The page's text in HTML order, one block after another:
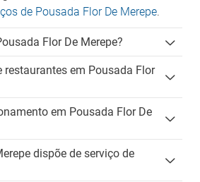
de Pousada Flor De Merepe.
Flor De Merepe?
restaurantes em Pousada Flor
em Pousada Flor De
dispõe de serviço de